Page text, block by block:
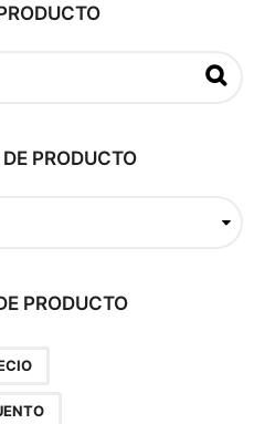
PRODUCTO
PRODUCTO